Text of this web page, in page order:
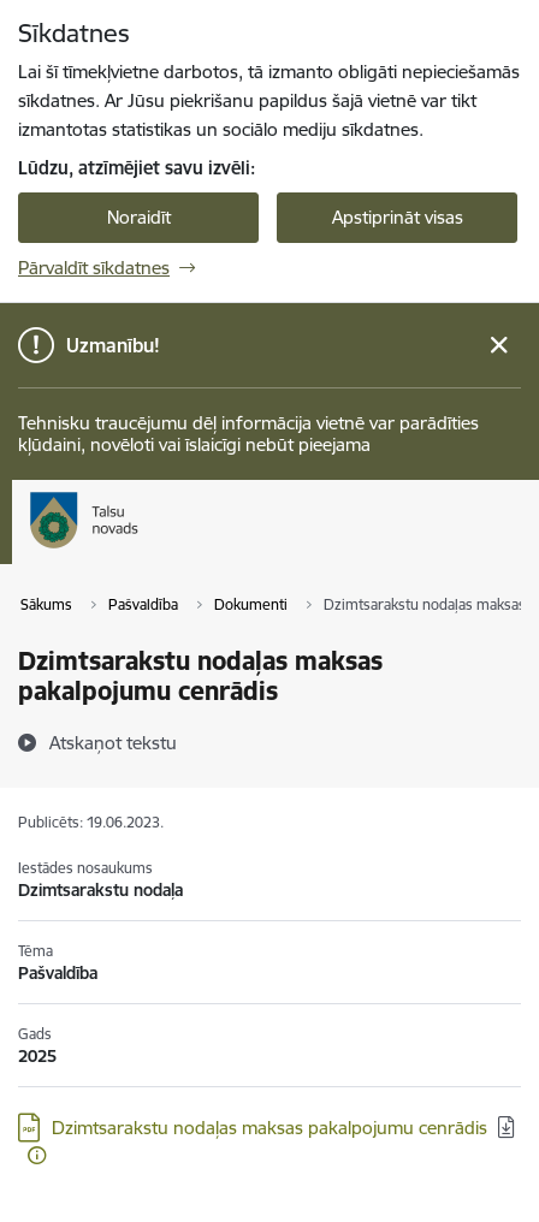
Sīkdatnes
Lai šī tīmekļvietne darbotos, tā izmanto obligāti nepieciešamās
sīkdatnes. Ar Jūsu piekrišanu papildus šajā vietnē var tikt
izmantotas statistikas un sociālo mediju sīkdatnes.
Lūdzu, atzīmējiet savu izvēli:
Noraidīt Apstiprināt visas
Pārvaldīt sīkdatnes
Uzmanību!
Tehnisku traucējumu dēļ informācija vietnē var parādīties
kļūdaini, novēloti vai īslaicīgi nebūt pieejama
Sākums Pašvaldība Dokumenti Dzimtsarakstu nodaļas maksas
Dzimtsarakstu nodaļas maksas
pakalpojumu cenrādis
Atskaņot tekstu
Publicēts: 19.06.2023.
Iestādes nosaukums
Dzimtsarakstu nodaļa
Tēma
Pašvaldība
Gads
2025
Lejupielādēt:
Dzimtsarakstu nodaļas maksas pakalpojumu cenrādis